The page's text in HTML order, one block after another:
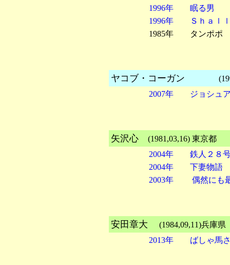
1996年 眠る男
1996年 Ｓｈａｌｌ
1985年 タンポポ
ヤコブ・コーガン
2007年 ジョシュ
矢沢心 (1981,03,16) 東
2004年 鉄人２８
2004年 下妻物語
2003年 偶然にも
安田章大
(1984,09,11)
2013年 ばしゃ馬さ